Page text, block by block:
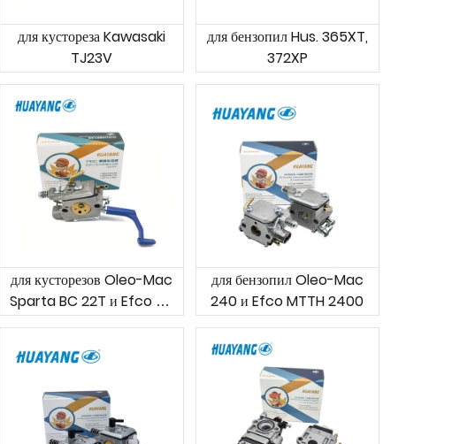
для кустореза Kawasaki
TJ23V
для бензопил Hus. 365XT,
372XP
для кусторезов Oleo-Mac
Sparta BC 22T и Efco DS
2210 и др.
для бензопил Oleo-Mac
240 и Efco MTTH 2400